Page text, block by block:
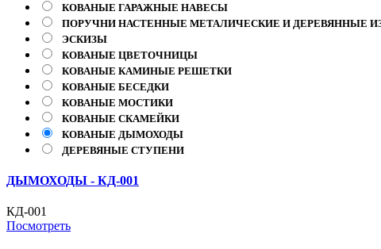
КОВАНЫЕ ГАРАЖНЫЕ НАВЕСЫ
ПОРУЧНИ НАСТЕННЫЕ МЕТАЛИЧЕСКИЕ И ДЕРЕВЯННЫЕ
ЭСКИЗЫ
КОВАНЫЕ ЦВЕТОЧНИЦЫ
КОВАНЫЕ КАМИНЫЕ РЕШЕТКИ
КОВАНЫЕ БЕСЕДКИ
КОВАНЫЕ МОСТИКИ
КОВАНЫЕ СКАМЕЙКИ
КОВАНЫЕ ДЫМОХОДЫ
ДЕРЕВЯНЫЕ СТУПЕНИ
ДЫМОХОДЫ - КД-001
КД-001
Посмотреть